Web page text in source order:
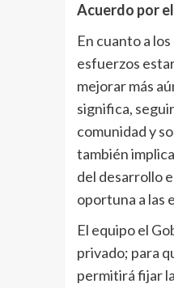
Acuerdo por
En cuanto a
esfuerzos
mejorar más
significa,
comunidad y
también
del desarrollo
oportuna a las
El equipo el
privado; para
permitirá fijar